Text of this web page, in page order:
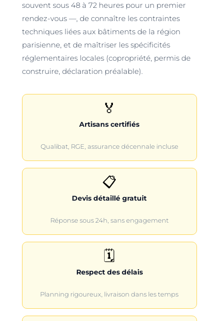
souvent sous 48 à 72 heures pour un premier
rendez-vous —, de connaître les contraintes
techniques liées aux bâtiments de la région
parisienne, et de maîtriser les spécificités
réglementaires locales (copropriété, permis de
construire, déclaration préalable).
🏅
Artisans certifiés
Qualibat, RGE, assurance décennale incluse
📋
Devis détaillé gratuit
Réponse sous 24h, sans engagement
🗓️
Respect des délais
Planning rigoureux, livraison dans les temps